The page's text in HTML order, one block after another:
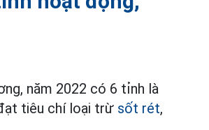
năm 2022 có 6 tỉnh là
tiêu chí loại trừ sốt rét,